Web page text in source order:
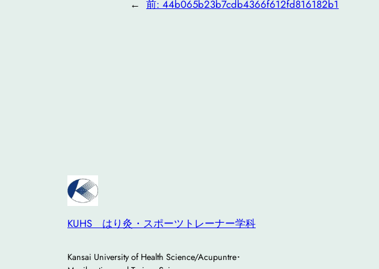
← 前: 44b065b23b7cdb4366f612fd816182b1
KUHS はり灸・スポーツトレーナー学科
Kansai University of Health Science/Acupuntre･